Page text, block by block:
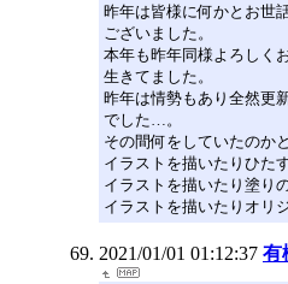
昨年は皆様に何かとお世
ございました。
本年も昨年同様よろしく
生きてました。
昨年は情勢もあり全然更
でした…。
その間何をしていたのか
イラストを描いたりひた
イラストを描いたり塗り
イラストを描いたりオリ
2021/01/01 01:12:37